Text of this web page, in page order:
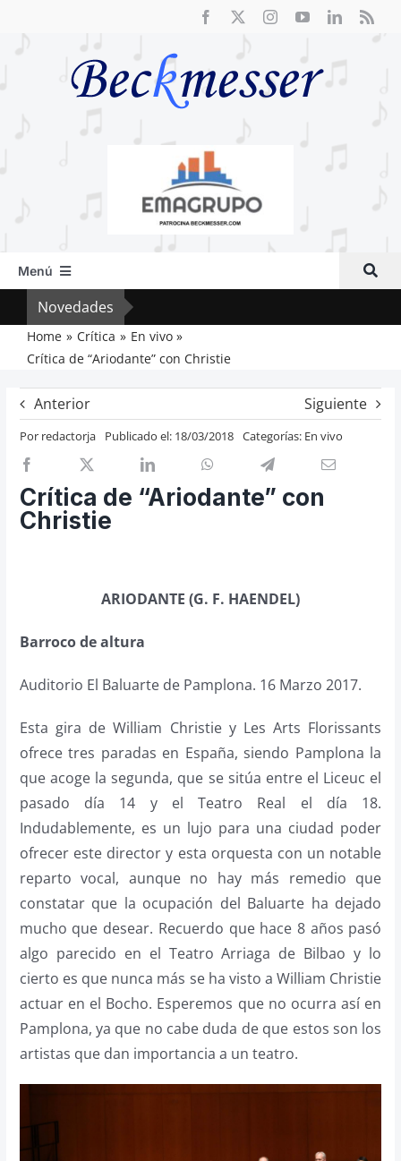
Menú
Inicio
Actual
Artículos
Crítica
Previos de ópera
Cosas de Beckmesser
Novedades
Home Crítica
En vivo
Crítica de “Ariodante” con Christie
Anterior Siguiente
Por redactorja Publicado el: 18/03/2018 Categorías: En vivo
Crítica de “Ariodante” con
Christie
ARIODANTE (G. F. HAENDEL)
Barroco de altura
Auditorio El Baluarte de Pamplona. 16 Marzo 2017.
Esta gira de William Christie y Les Arts Florissants
ofrece tres paradas en España, siendo Pamplona la
que acoge la segunda, que se sitúa entre el Liceuc el
pasado día 14 y el Teatro Real el día 18.
Indudablemente, es un lujo para una ciudad poder
ofrecer este director y esta orquesta con un notable
reparto vocal, aunque no hay más remedio que
constatar que la ocupación del Baluarte ha dejado
mucho que desear. Recuerdo que hace 8 años pasó
algo parecido en el Teatro Arriaga de Bilbao y lo
cierto es que nunca más se ha visto a William Christie
actuar en el Bocho. Esperemos que no ocurra así en
Pamplona, ya que no cabe duda de que estos son los
artistas que dan importancia a un teatro.